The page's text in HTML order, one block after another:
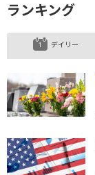
ランキング
デイリー